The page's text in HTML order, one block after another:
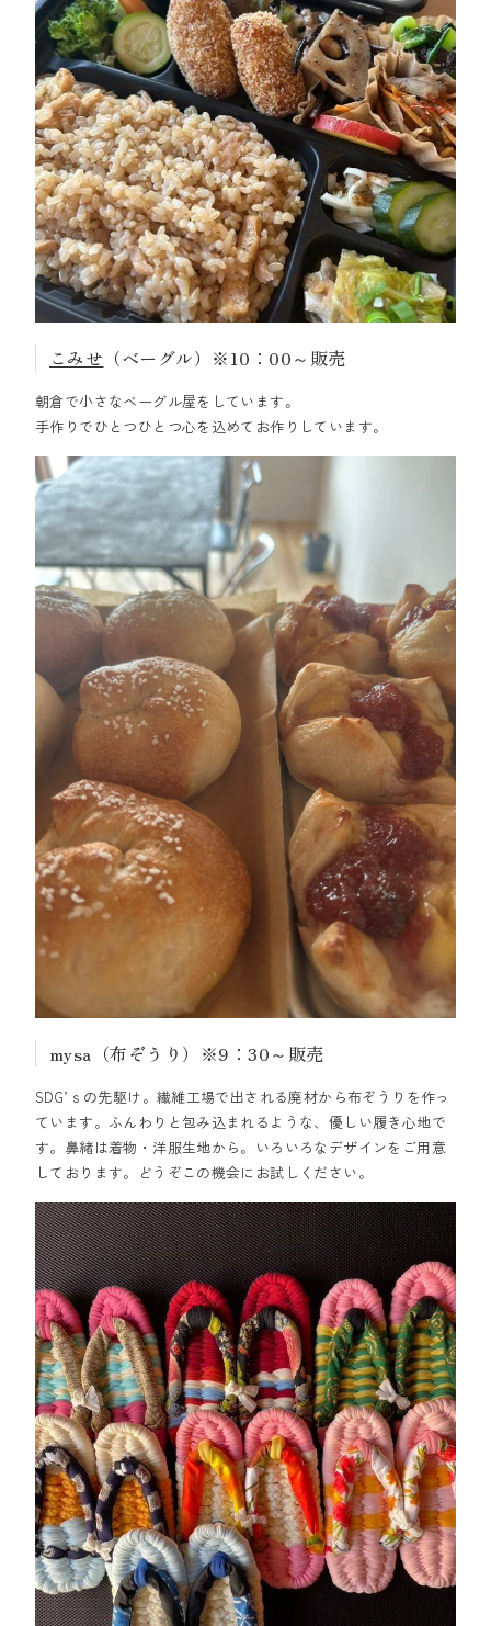
こみせ （ベーグル）※10：00～販売
朝倉で小さなベーグル屋をしています。
手作りでひとつひとつ心を込めてお作りしています。
mysa（布ぞうり）※9：30～販売
SDG’ｓの先駆け。繊維工場で出される廃材から布ぞうりを作っ
ています。ふんわりと包み込まれるような、優しい履き心地で
す。鼻緒は着物・洋服生地から。いろいろなデザインをご用意
しております。どうぞこの機会にお試しください。